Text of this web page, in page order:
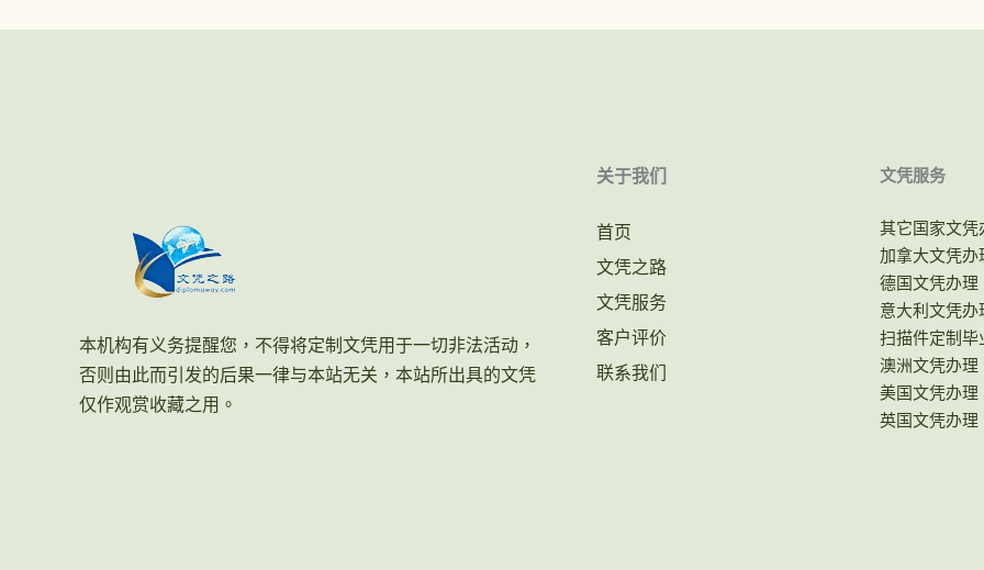
本机构有义务提醒您，不得将定制文凭用于一切非法活动，
否则由此而引发的后果一律与本站无关，本站所出具的文凭
仅作观赏收藏之用。
关于我们
首页
文凭之路
文凭服务
客户评价
联系我们
文凭服务
其它国家文凭
加拿大文凭办
德国文凭办理
意大利文凭办
扫描件定制毕
澳洲文凭办理
美国文凭办理
英国文凭办理